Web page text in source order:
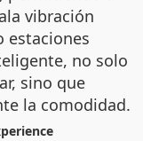
vibración
estaciones
no solo
sino que
la comodidad.